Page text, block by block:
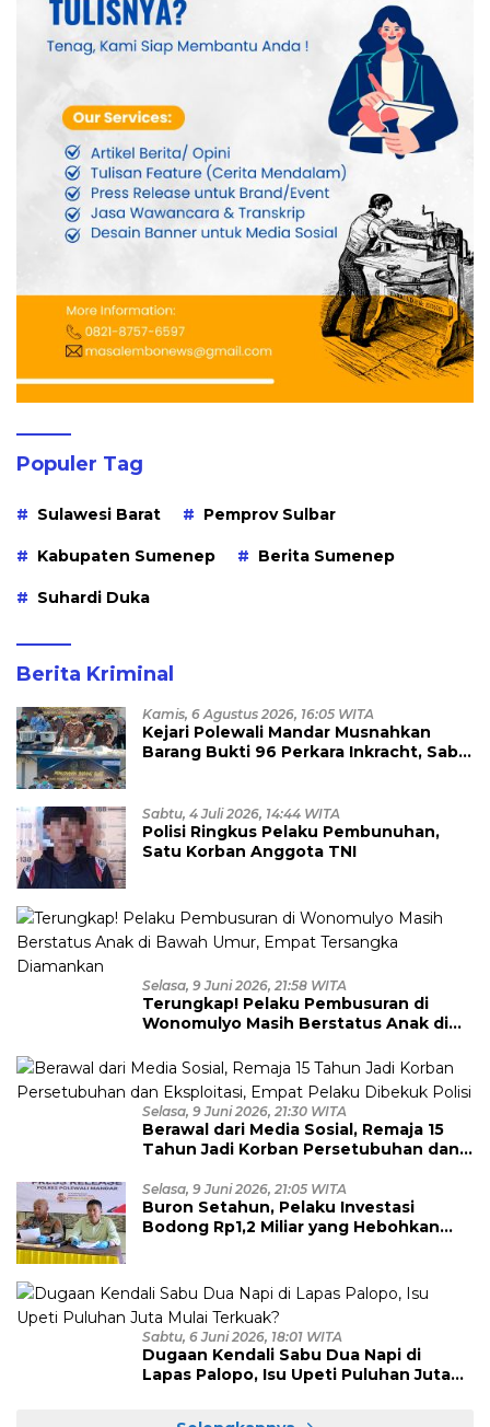
Populer Tag
Sulawesi Barat Pemprov Sulbar
Kabupaten Sumenep Berita Sumenep
Suhardi Duka
Berita Kriminal
Kamis, 6 Agustus 2026, 16:05 WITA
Kejari Polewali Mandar Musnahkan
Barang Bukti 96 Perkara Inkracht, Sabu
Sabtu, 4 Juli 2026, 14:44 WITA
Polisi Ringkus Pelaku Pembunuhan,
Satu Korban Anggota TNI
Selasa, 9 Juni 2026, 21:58 WITA
Terungkap! Pelaku Pembusuran di
Wonomulyo Masih Berstatus Anak di
Diamankan
Selasa, 9 Juni 2026, 21:30 WITA
Berawal dari Media Sosial, Remaja 15
Tahun Jadi Korban Persetubuhan dan
Polisi
Selasa, 9 Juni 2026, 21:05 WITA
Buron Setahun, Pelaku Investasi
Bodong Rp1,2 Miliar yang Hebohkan
Sabtu, 6 Juni 2026, 18:01 WITA
Dugaan Kendali Sabu Dua Napi di
Lapas Palopo, Isu Upeti Puluhan Juta